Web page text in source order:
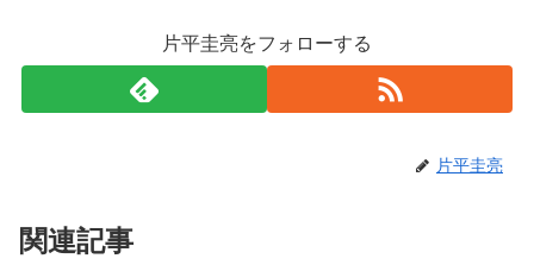
片平圭亮をフォローする
片平圭亮
関連記事